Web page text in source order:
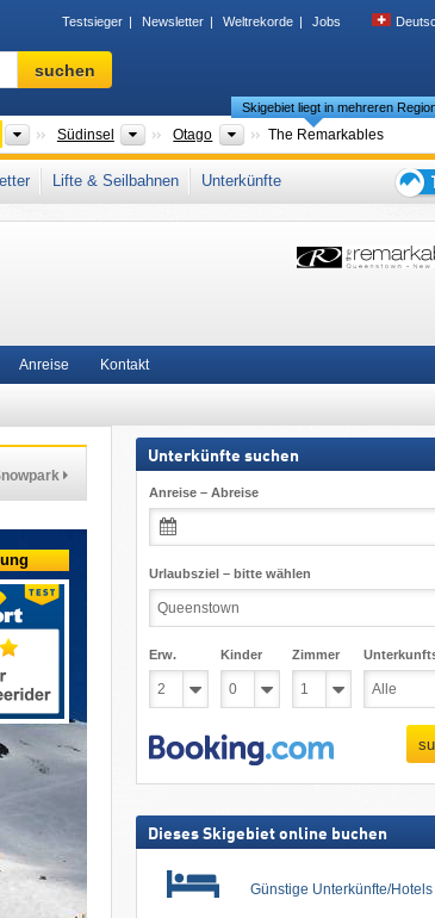
Testsieger Newsletter Weltrekorde Jobs
Skigebiet,
Region,
…
suchen
LänderSüdinsel InselnOtago Regionen
Skigebiet liegt in mehreren
The Remarkables
Alpen, Mountain Collective Ikon Pass
Lifte & Seilbahnen
Unterkünfte
den
Anreise Kontakt
Unterkünfte suchen
Anreise – Abreise
Urlaubsziel – bitte wählen
Erw. Kinder Zimmer
Dieses Skigebiet online buchen
Günstige Unterkünfte/Hotels